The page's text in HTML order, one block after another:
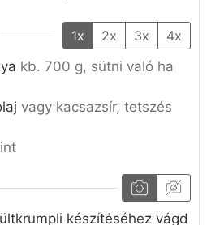
1x 2x 3x
4x
kb. 700 g, sütni való ha
vagy kacsazsír, tetszés
készítéséhez vágd